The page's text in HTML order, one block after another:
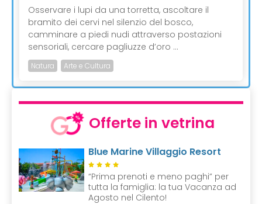
Osservare i lupi da una torretta, ascoltare il
bramito dei cervi nel silenzio del bosco,
camminare a piedi nudi attraverso postazioni
sensoriali, cercare pagliuzze d’oro ...
Natura Arte e Cultura
Offerte in vetrina
Blue Marine Villaggio Resort
“Prima prenoti e meno paghi” per
tutta la famiglia: la tua Vacanza ad
Agosto nel Cilento!